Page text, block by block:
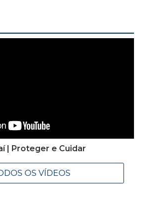
| Proteger e Cuidar
OS VÍDEOS